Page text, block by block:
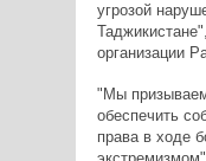
угрозой
организации
"Мы
обеспечить
права в ходе